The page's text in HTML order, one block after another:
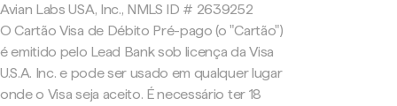
Avian Labs USA, Inc., NMLS ID # 2639252
O Cartão Visa de Débito Pré-pago (o "Cartão")
é emitido pelo Lead Bank sob licença da Visa
U.S.A. Inc. e pode ser usado em qualquer lugar
onde o Visa seja aceito. É necessário ter 18